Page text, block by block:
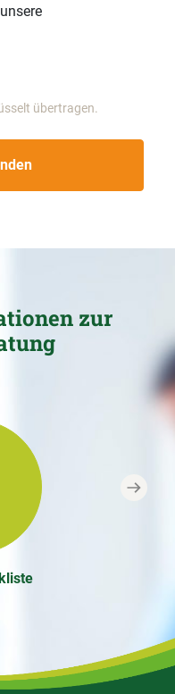
übertragen.
zur
Next